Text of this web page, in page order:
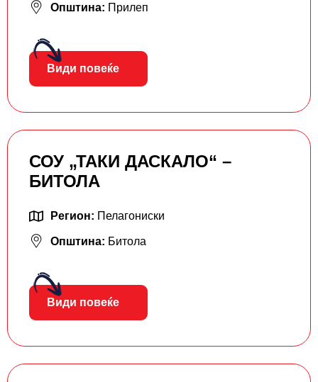
Општина: Прилеп
Види повеќе
СОУ „ТАКИ ДАСКАЛО“ –
БИТОЛА
Регион: Пелагониски
Општина: Битола
Види повеќе